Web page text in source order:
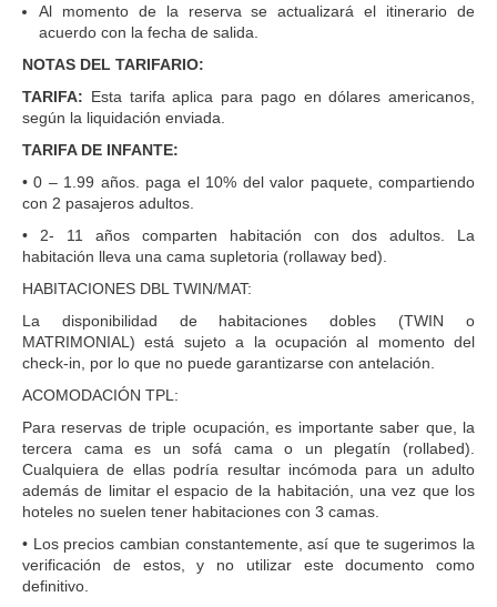
Al momento de la reserva se actualizará el itinerario de
acuerdo con la fecha de salida.
NOTAS DEL TARIFARIO:
TARIFA: Esta tarifa aplica para pago en dólares americanos,
según la liquidación enviada.
TARIFA DE INFANTE:
• 0 – 1.99 años. paga el 10% del valor paquete, compartiendo
con 2 pasajeros adultos.
• 2- 11 años comparten habitación con dos adultos. La
habitación lleva una cama supletoria (rollaway bed).
HABITACIONES DBL TWIN/MAT:
La disponibilidad de habitaciones dobles (TWIN o
MATRIMONIAL) está sujeto a la ocupación al momento del
check-in, por lo que no puede garantizarse con antelación.
ACOMODACIÓN TPL:
Para reservas de triple ocupación, es importante saber que, la
tercera cama es un sofá cama o un plegatín (rollabed).
Cualquiera de ellas podría resultar incómoda para un adulto
además de limitar el espacio de la habitación, una vez que los
hoteles no suelen tener habitaciones con 3 camas.
• Los precios cambian constantemente, así que te sugerimos la
verificación de estos, y no utilizar este documento como
definitivo.